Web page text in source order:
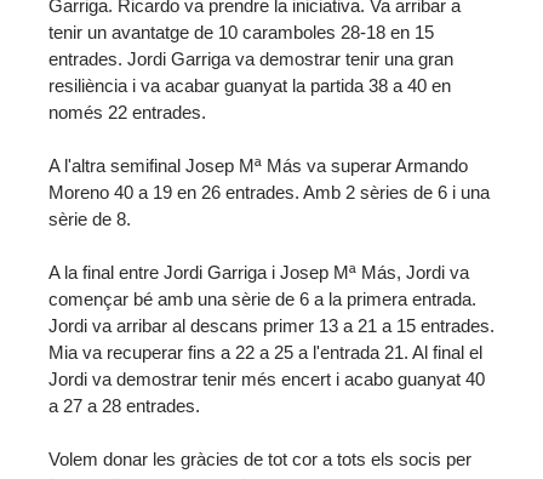
Garriga. Ricardo va prendre la iniciativa. Va arribar a
tenir un avantatge de 10 caramboles 28-18 en 15
entrades. Jordi Garriga va demostrar tenir una gran
resiliència i va acabar guanyat la partida 38 a 40 en
només 22 entrades.
A l'altra semifinal Josep Mª Más va superar Armando
Moreno 40 a 19 en 26 entrades. Amb 2 sèries de 6 i una
sèrie de 8.
A la final entre Jordi Garriga i Josep Mª Más, Jordi va
començar bé amb una sèrie de 6 a la primera entrada.
Jordi va arribar al descans primer 13 a 21 a 15 entrades.
Mia va recuperar fins a 22 a 25 a l'entrada 21. Al final el
Jordi va demostrar tenir més encert i acabo guanyat 40
a 27 a 28 entrades.
Volem donar les gràcies de tot cor a tots els socis per